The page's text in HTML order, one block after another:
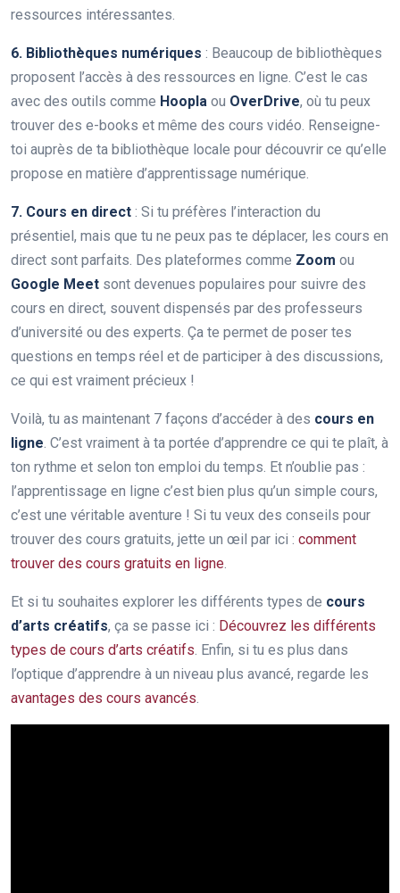
ressources intéressantes.
6. Bibliothèques numériques : Beaucoup de bibliothèques
proposent l’accès à des ressources en ligne. C’est le cas
avec des outils comme Hoopla ou OverDrive, où tu peux
trouver des e-books et même des cours vidéo. Renseigne-
toi auprès de ta bibliothèque locale pour découvrir ce qu’elle
propose en matière d’apprentissage numérique.
7. Cours en direct : Si tu préfères l’interaction du
présentiel, mais que tu ne peux pas te déplacer, les cours en
direct sont parfaits. Des plateformes comme Zoom ou
Google Meet sont devenues populaires pour suivre des
cours en direct, souvent dispensés par des professeurs
d’université ou des experts. Ça te permet de poser tes
questions en temps réel et de participer à des discussions,
ce qui est vraiment précieux !
Voilà, tu as maintenant 7 façons d’accéder à des cours en
ligne. C’est vraiment à ta portée d’apprendre ce qui te plaît, à
ton rythme et selon ton emploi du temps. Et n’oublie pas :
l’apprentissage en ligne c’est bien plus qu’un simple cours,
c’est une véritable aventure ! Si tu veux des conseils pour
trouver des cours gratuits, jette un œil par ici : comment
trouver des cours gratuits en ligne.
Et si tu souhaites explorer les différents types de cours
d’arts créatifs, ça se passe ici : Découvrez les différents
types de cours d’arts créatifs. Enfin, si tu es plus dans
l’optique d’apprendre à un niveau plus avancé, regarde les
avantages des cours avancés.